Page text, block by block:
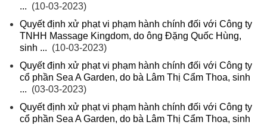
... (10-03-2023)
Quyết định xử phạt vi phạm hành chính đối với Công ty
TNHH Massage Kingdom, do ông Đặng Quốc Hùng,
sinh ... (10-03-2023)
Quyết định xử phạt vi phạm hành chính đối với Công ty
cổ phần Sea A Garden, do bà Lâm Thị Cẩm Thoa, sinh
... (03-03-2023)
Quyết định xử phạt vi phạm hành chính đối với Công ty
cổ phần Sea A Garden, do bà Lâm Thị Cẩm Thoa, sinh